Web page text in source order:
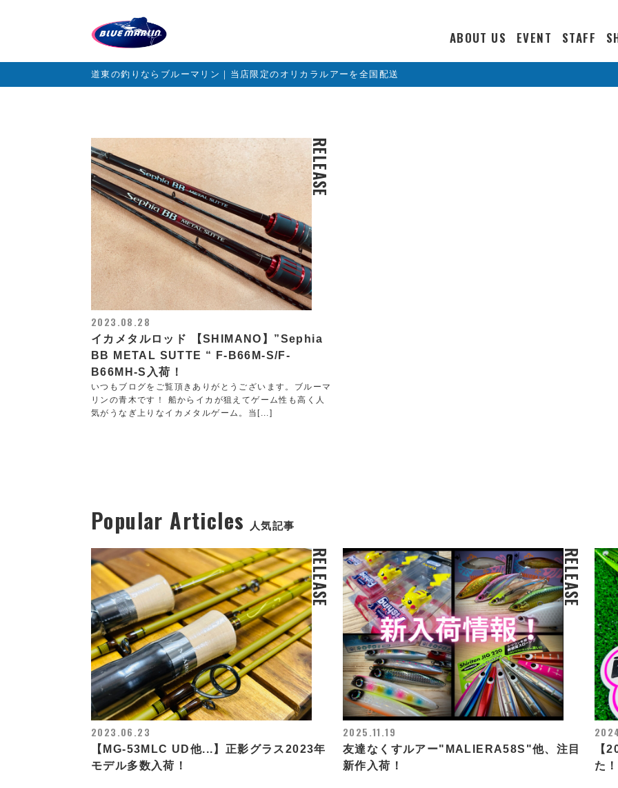
ABOUT US EVENT STAFF
道東の釣りならブルーマリン｜当店限定のオリカラルアーを全国配送
RELEASE
2023.08.28
イカメタルロッド 【SHIMANO】”Sephia
BB METAL SUTTE “ F-B66M-S/F-
B66MH-S入荷！
いつもブログをご覧頂きありがとうございます。ブルーマ
リンの青木です！ 船からイカが狙えてゲーム性も高く人
気がうなぎ上りなイカメタルゲーム。当[...]
Popular Articles 人気記事
RELEASE
2023.06.23
【MG-53MLC UD他...】正影グラス2023年
モデル多数入荷！
RELEASE
2025.11.19
友達なくすルアー"MALIERA58S"他、注目
新作入荷！
【
た！